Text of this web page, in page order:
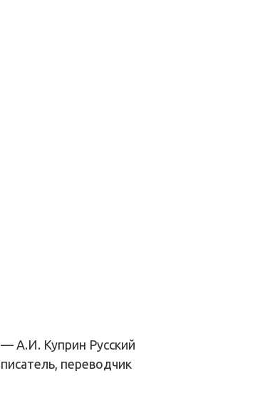
— А.И. Куприн Русский
писатель, переводчик